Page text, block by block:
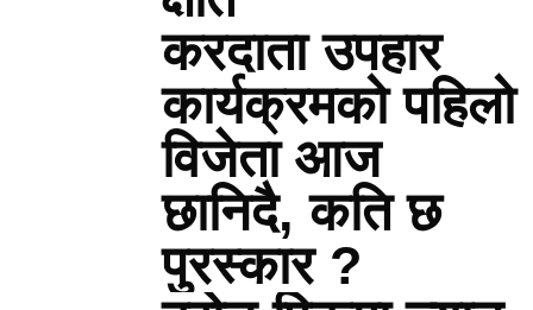
करदाता उपहार
कार्यक्रमको पहिलो
विजेता आज
छानिदै, कति छ
पुरस्कार ?